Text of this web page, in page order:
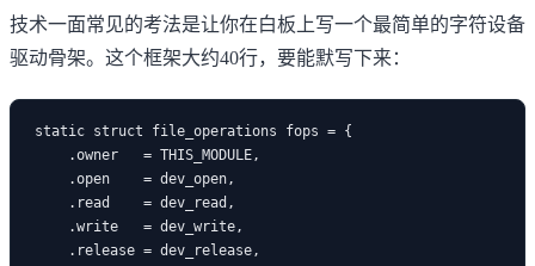
技术一面常见的考法是让你在白板上写一个最简单的字符设备
驱动骨架。这个框架大约40行，要能默写下来：
static struct file_operations fops = {
    .owner   = THIS_MODULE,
    .open    = dev_open,
    .read    = dev_read,
    .write   = dev_write,
    .release = dev_release,